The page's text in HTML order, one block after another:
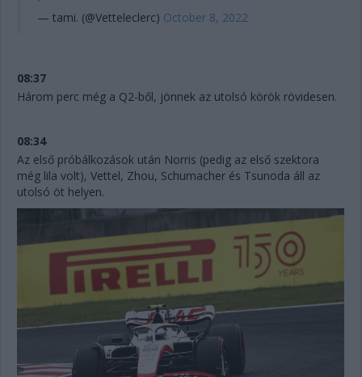
— tami. (@Vetteleclerc) October 8, 2022
08:37
Három perc még a Q2-ből, jönnek az utolsó körök rövidesen.
08:34
Az első próbálkozások után Norris (pedig az első szektora
még lila volt), Vettel, Zhou, Schumacher és Tsunoda áll az
utolsó öt helyen.